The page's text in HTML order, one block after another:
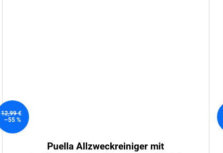
12,99 €
–55 %
Puella Allzweckreiniger mit